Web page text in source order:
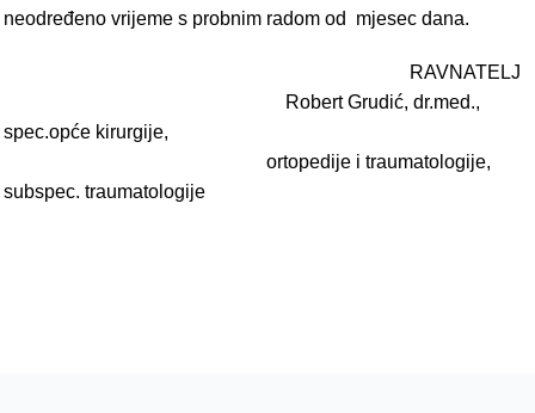
neodređeno vrijeme s probnim radom od mjesec dana.
RAVNATELJ
Robert Grudić, dr.med.,
spec.opće kirurgije,
ortopedije i traumatologije,
subspec. traumatologije